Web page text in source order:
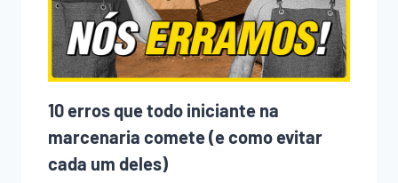
10 erros que todo iniciante na
marcenaria comete (e como evitar
cada um deles)